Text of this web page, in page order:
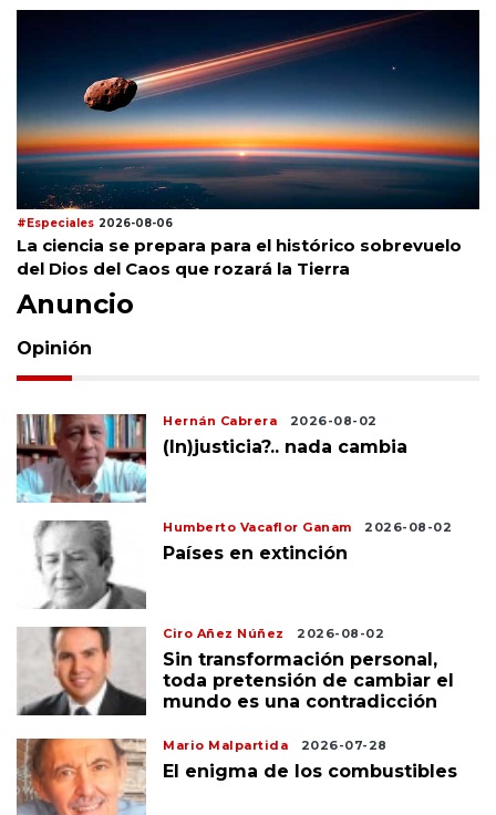
#Especiales 2026-08-06
La ciencia se prepara para el histórico sobrevuelo
del Dios del Caos que rozará la Tierra
Anuncio
Opinión
Hernán Cabrera 2026-08-02
(In)justicia?.. nada cambia
Humberto Vacaflor Ganam 2026-08-02
Países en extinción
Ciro Añez Núñez 2026-08-02
Sin transformación personal,
toda pretensión de cambiar el
mundo es una contradicción
Mario Malpartida 2026-07-28
El enigma de los combustibles